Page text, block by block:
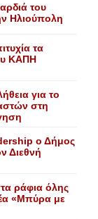
του
Ηλιούπολη
τα
KAΠH
για το
στη
ο Δήμος
Διεθνή
ράφια όλης
«Μπύρα με